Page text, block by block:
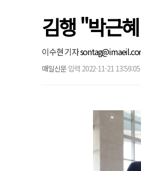
김행 "박근
이수현 기자
매일신문 입력 2022-11-21 13:59:05